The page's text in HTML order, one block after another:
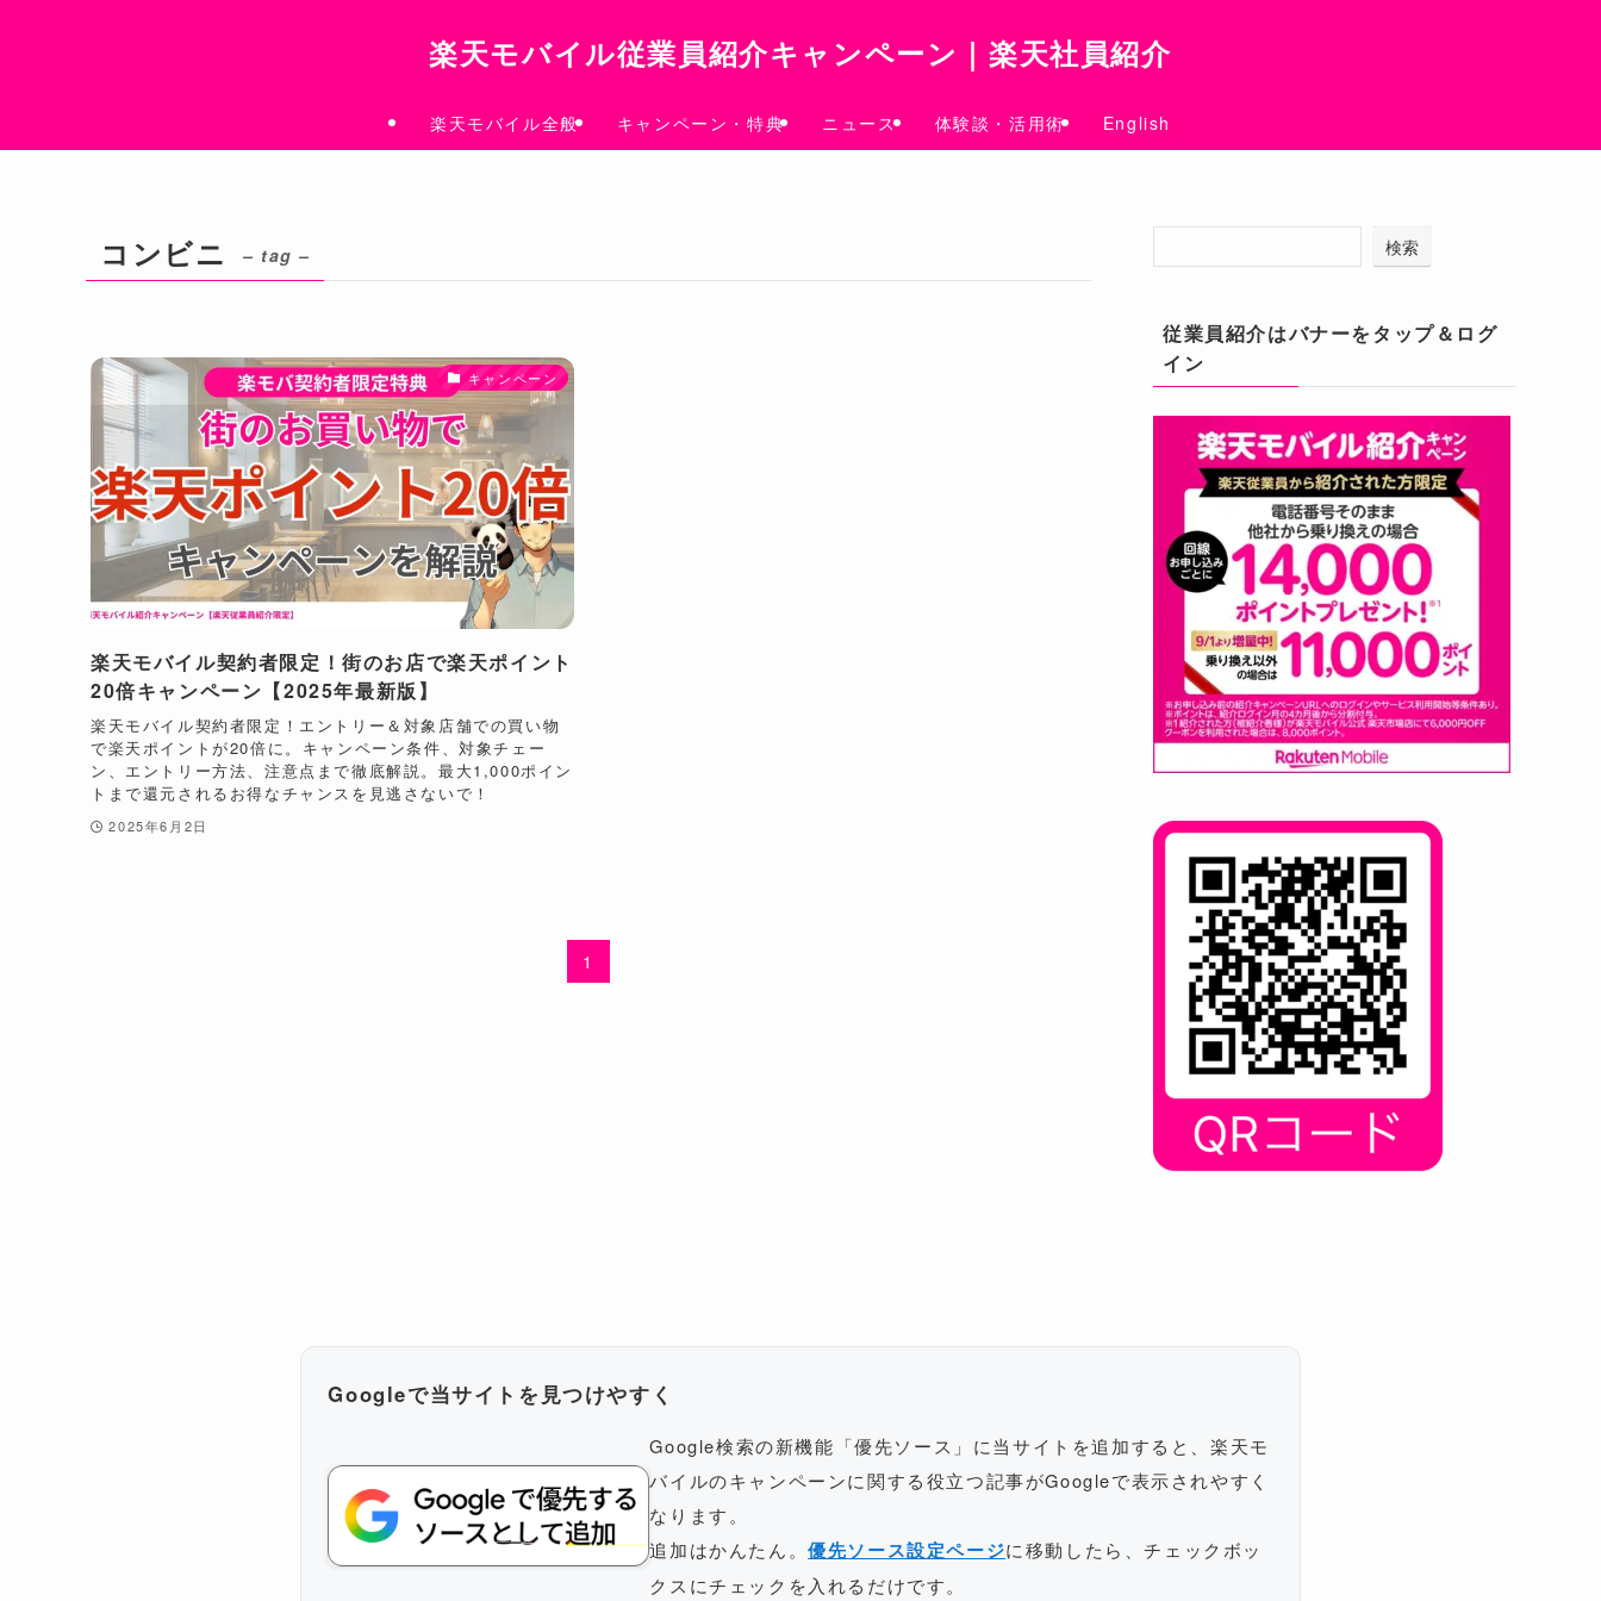
楽天モバイル従業員紹介キャンペーン｜楽天社員紹介
楽天モバイル全般 キャンペーン・特典 ニュース 体験談・活用術 English
コンビニ – tag –
キャンペーン
楽天モバイル契約者限定！街のお店で楽天ポイント
20倍キャンペーン【2025年最新版】
楽天モバイル契約者限定！エントリー＆対象店舗での買い物
で楽天ポイントが20倍に。キャンペーン条件、対象チェー
ン、エントリー方法、注意点まで徹底解説。最大1,000ポイン
トまで還元されるお得なチャンスを見逃さないで！
2025年6月2日
1
検索
従業員紹介はバナーをタップ＆ログ
イン
Googleで当サイトを見つけやすく
Google検索の新機能「優先ソース」に当サイトを追加すると、楽天モ
バイルのキャンペーンに関する役立つ記事がGoogleで表示されやすく
なります。
追加はかんたん。優先ソース設定ページに移動したら、チェックボッ
クスにチェックを入れるだけです。